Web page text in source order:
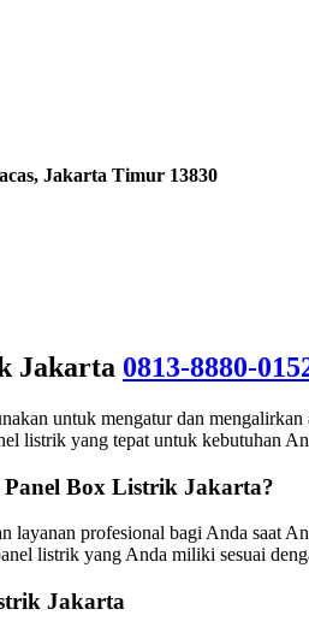
Jakarta Timur 13830
Jakarta 0813-8880-
untuk mengatur dan
listrik yang tepat untuk kebutuhan
Box Listrik Jakarta?
layanan profesional bagi Anda saat
listrik yang Anda miliki sesuai
Jakarta